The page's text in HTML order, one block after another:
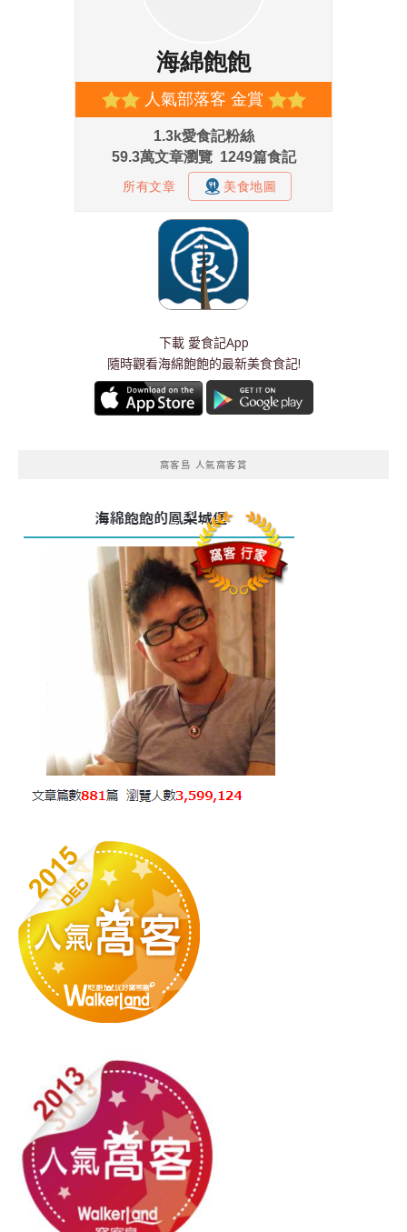
下載 愛食記App
隨時觀看海綿飽飽的最新美食食記!
窩客島 人氣窩客賞